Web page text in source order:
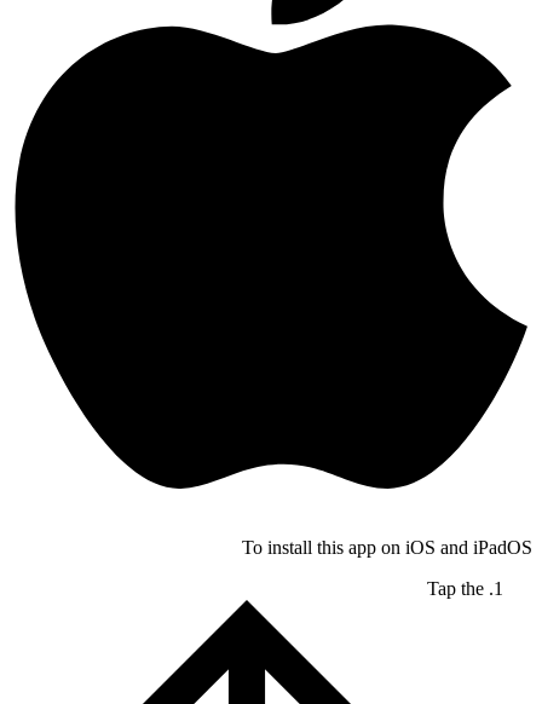
To install this app on iOS and iPadOS
Tap the